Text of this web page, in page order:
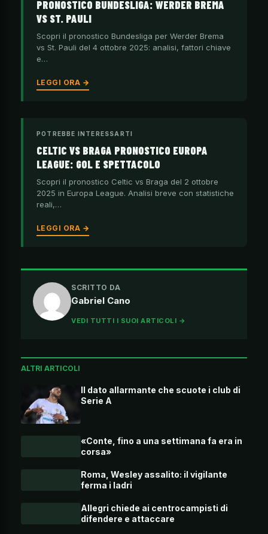
PRONOSTICO BUNDESLIGA: WERDER BREMA
VS ST. PAULI
Scopri il pronostico Bundesliga per Werder Brema
vs St. Pauli del 4 ottobre 2025: analisi, fattori chiave
e…
LEGGI ORA →
POTREBBE INTERESSARTI
CELTIC VS BRAGA PRONOSTICO EUROPA
LEAGUE: GOL E SPETTACOLO
Scopri il pronostico Celtic vs Braga del 2 ottobre
2025 in Europa League. Analisi breve con statistiche
reali,…
LEGGI ORA →
SCRITTO DA
Gabriel Cano
VEDI TUTTI I SUOI ARTICOLI →
ALTRI ARTICOLI
Il dato allarmante che scuote i club di
Serie A
«Conte, fino a una settimana fa era in
corsa»
Roma, Wesley assalito: il vigilante
ferma i ladri
Allegri chiede ai centrocampisti di
difendere e attaccare